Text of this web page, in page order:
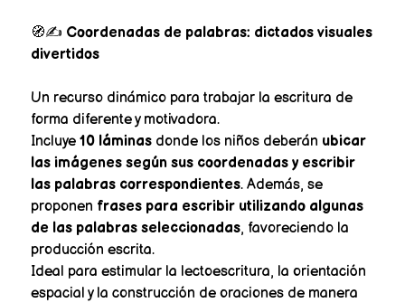
🧭✍️ Coordenadas de palabras: dictados visuales
divertidos
Un recurso dinámico para trabajar la escritura de
forma diferente y motivadora.
Incluye 10 láminasdonde los niños deberán ubicar
las imágenes según sus coordenadas y escribir
las palabras correspondientes. Además, se
proponen frases para escribir utilizando algunas
de las palabras seleccionadas, favoreciendo la
producción escrita.
Ideal para estimular la lectoescritura, la orientación
espacial y la construcción de oraciones de manera